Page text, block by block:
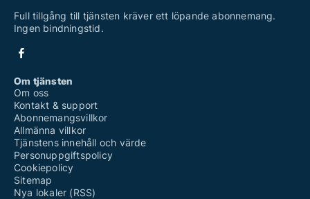
Full tillgång till tjänsten kräver ett löpande abonnemang.
Ingen bindningstid.
Om tjänsten
Om oss
Kontakt & support
Abonnemangsvillkor
Allmänna villkor
Tjänstens innehåll och värde
Personuppgiftspolicy
Cookiepolicy
Sitemap
Nya lokaler (RSS)